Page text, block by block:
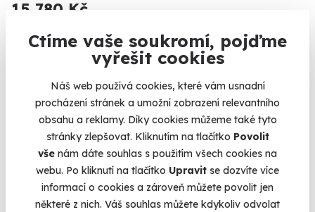
Ctíme vaše soukromí, pojďme
vyřešit cookies
Náš web používá cookies, které vám usnadní
procházení stránek a umožní zobrazení relevantního
obsahu a reklamy. Díky cookies můžeme také tyto
stránky zlepšovat. Kliknutím na tlačítko Povolit
vše nám dáte souhlas s použitím všech cookies na
webu. Po kliknutí na tlačítko Upravit se dozvíte více
informací o cookies a zároveň můžete povolit jen
některé z nich. Váš souhlas můžete kdykoliv odvolat
15 780 Kč
Novinka